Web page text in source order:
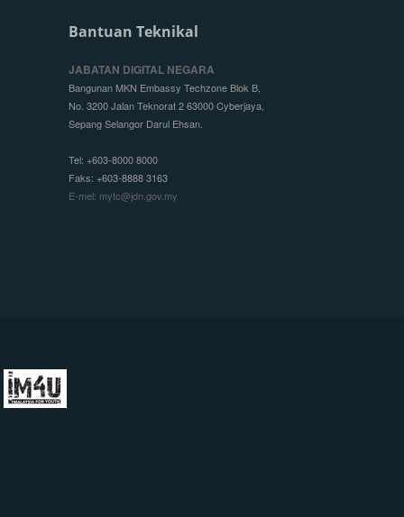
Bantuan Teknikal
JABATAN DIGITAL NEGARA
Bangunan MKN Embassy Techzone Blok B,
No. 3200 Jalan Teknorat 2 63000 Cyberjaya,
Sepang Selangor Darul Ehsan.
Tel: +603-8000 8000
Faks: +603-8888 3163
E-mel: mytc@jdn.gov.my